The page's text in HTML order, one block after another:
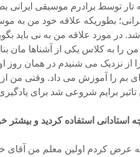
تار توسط برادرم موسیقی ایرانی
بطوریکه علاقه خود من به
من را به کلاس یکی از آشناها مان
از نزدیک می شنیدم در همان روز
بم را آموزش می داد. وقتی من از
تاثیر برایم شروعی شد برای
استادانی استفاده کردید و بیشتر
عرض کردم اولین معلم من آقای